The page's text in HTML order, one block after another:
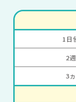
1日
2
3